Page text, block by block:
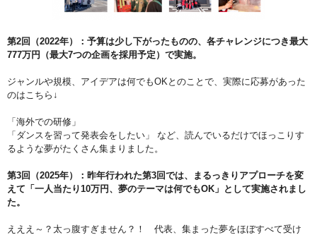
第2回（2022年）：予算は少し下がったものの、各チャレンジにつき最大
777万円（最大7つの企画を採用予定）で実施。
ジャンルや規模、アイデアは何でもOKとのことで、実際に応募があった
のはこちら↓
「海外での研修」
「ダンスを習って発表会をしたい」 など、読んでいるだけでほっこりす
るような夢がたくさん集まりました。
第3回（2025年）：昨年行われた第3回では、まるっきりアプローチを変
えて「一人当たり10万円、夢のテーマは何でもOK」として実施されまし
た。
えええ～？太っ腹すぎません？！ 代表、集まった夢をほぼすべて受け